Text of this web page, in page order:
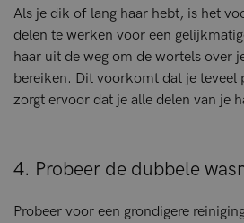
Als je dik of lang haar hebt, is het
delen te werken voor een
haar uit de weg om de wortels over
bereiken. Dit voorkomt dat je teveel
zorgt ervoor dat je alle delen van je
4. Probeer de dubbele
Probeer voor een grondigere